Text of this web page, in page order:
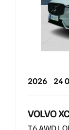
2026 24
VOLVO